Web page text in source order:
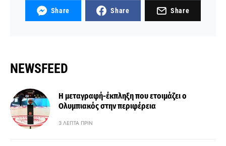
Share Share Share
NEWSFEED
Η μεταγραφή-έκπληξη που ετοιμάζει ο
Ολυμπιακός στην περιφέρεια
3 ΛΕΠΤΆ ΠΡΙΝ